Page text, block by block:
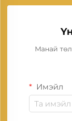
Манай
Имэйл